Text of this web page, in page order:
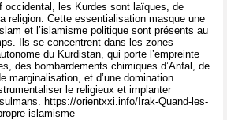
occidental, les Kurdes sont laïques, de
religion. Cette essentialisation masque une
et l’islamisme politique sont présents au
Ils se concentrent dans les zones
du Kurdistan, qui porte l’empreinte
des bombardements chimiques d’Anfal, de
marginalisation, et d’une domination
le religieux et implanter
https://orientxxi.info/Irak-Quand-les-
islamisme